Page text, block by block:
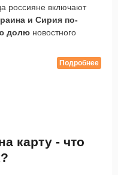
россияне включают
и Сирия по-
долю новостного
Подробнее
карту - что